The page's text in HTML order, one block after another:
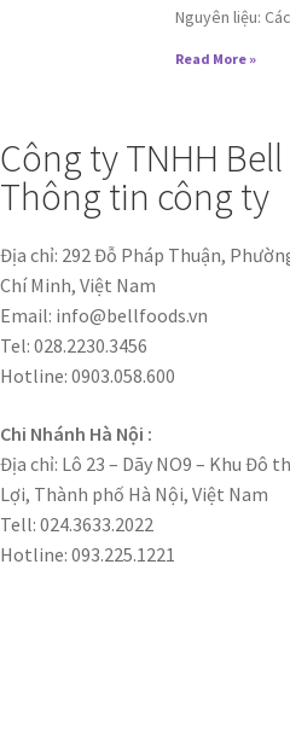
Nguyên liệu:
Read More »
Công ty TNHH
Thông tin công ty
Địa chỉ: 292 Đỗ Pháp Thuận,
Chí Minh, Việt Nam
Email: info@bellfoods.vn
Tel: 028.2230.3456
Hotline: 0903.058.600
Chi Nhánh Hà Nội :
Địa chỉ: Lô 23 – Dãy NO9 – Khu Đô
Lợi, Thành phố Hà Nội, Việt Nam
Tell: 024.3633.2022
Hotline: 093.225.1221